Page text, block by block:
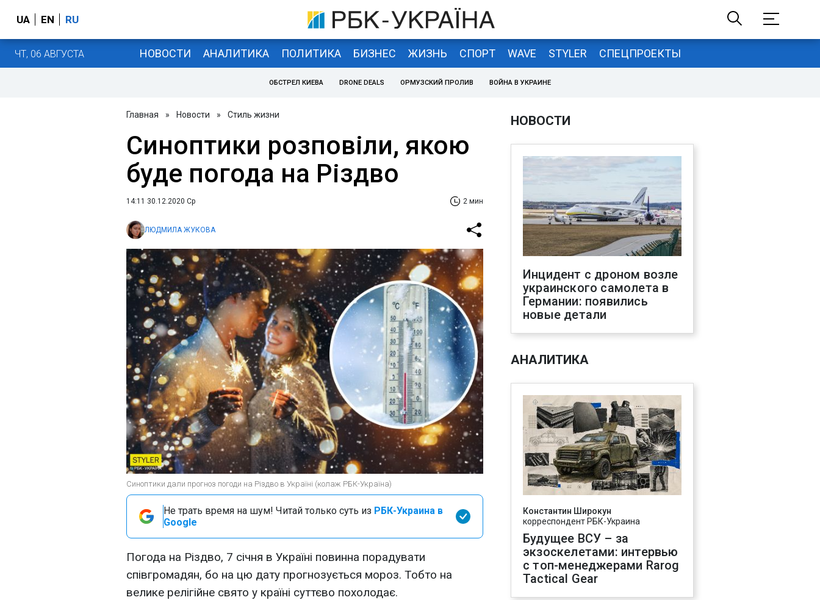
UA EN RU
ЧТ, 06 АВГУСТА НОВОСТИ АНАЛИТИКА ПОЛИТИКА БИЗНЕС ЖИЗНЬ СПОРТ WAVE STYLER СПЕЦПРОЕКТЫ
ОБСТРЕЛ КИЕВА DRONE DEALS ОРМУЗСКИЙ ПРОЛИВ ВОЙНА В УКРАИНЕ
Главная » Новости » Стиль жизни
Синоптики розповіли, якою
буде погода на Різдво
14:11 30.12.2020 Ср 2 мин
ЛЮДМИЛА ЖУКОВА
Синоптики дали прогноз погоди на Різдво в Україні (колаж РБК-Україна)
Не трать время на шум! Читай только суть из РБК-Украина в
Google
Погода на Різдво, 7 січня в Україні повинна порадувати
співгромадян, бо на цю дату прогнозується мороз. Тобто на
велике релігійне свято у країні суттєво похолодає.
НОВОСТИ
Инцидент с дроном возле
украинского самолета в
Германии: появились
новые детали
АНАЛИТИКА
Константин Широкун
корреспондент РБК-Украина
Будущее ВСУ – за
экзоскелетами: интервью
с топ-менеджерами Rarog
Tactical Gear